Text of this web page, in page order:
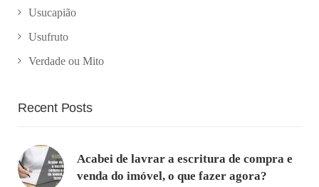
Usucapião
Usufruto
Verdade ou Mito
Recent Posts
Acabei de lavrar a escritura de compra e
venda do imóvel, o que fazer agora?